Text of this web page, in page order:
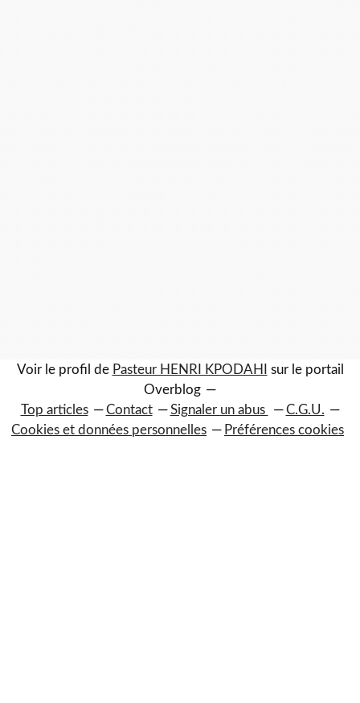
Voir le profil de Pasteur HENRI KPODAHI
sur le portail
Overblog
Top articles
Contact Signaler un abus
C.G.U.
Cookies et données personnelles
Préférences cookies